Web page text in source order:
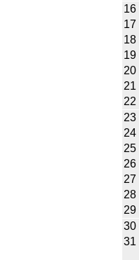
16
17
18
19
20
21
22
23
24
25
26
27
28
29
30
31